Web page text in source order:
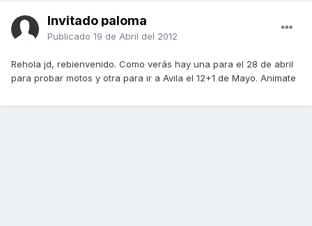
Invitado paloma
Publicado 19 de Abril del 2012
Rehola jd, rebienvenido. Como verás hay una para el 28 de abril
para probar motos y otra para ir a Avila el 12+1 de Mayo. Animate